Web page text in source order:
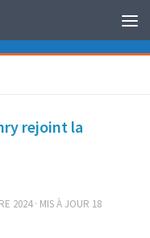
rejoint la
2024· MIS À JOUR 18